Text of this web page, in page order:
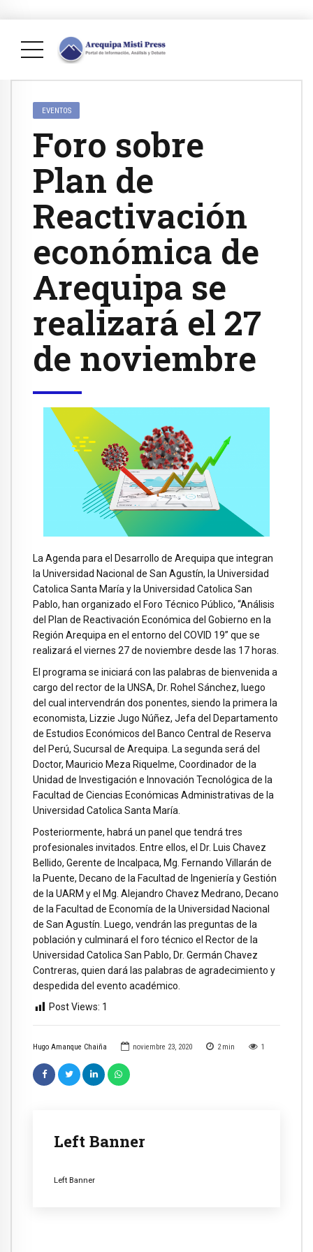
Hugo Amanque Chaiña noviembre 23, 2020 2 min 1
Left Banner
Left Banner
EVENTOS
Foro sobre
Plan de
Reactivación
económica de
Arequipa se
realizará el 27
de noviembre
La Agenda para el Desarrollo de Arequipa que integran
la Universidad Nacional de San Agustín, la Universidad
Catolica Santa María y la Universidad Catolica San
Pablo, han organizado el Foro Técnico Público, “Análisis
del Plan de Reactivación Económica del Gobierno en la
Región Arequipa en el entorno del COVID 19” que se
realizará el viernes 27 de noviembre desde las 17 horas.
El programa se iniciará con las palabras de bienvenida a
cargo del rector de la UNSA, Dr. Rohel Sánchez, luego
del cual intervendrán dos ponentes, siendo la primera la
economista, Lizzie Jugo Núñez, Jefa del Departamento
de Estudios Económicos del Banco Central de Reserva
del Perú, Sucursal de Arequipa. La segunda será del
Doctor, Mauricio Meza Riquelme, Coordinador de la
Unidad de Investigación e Innovación Tecnológica de la
Facultad de Ciencias Económicas Administrativas de la
Universidad Catolica Santa María.
Posteriormente, habrá un panel que tendrá tres
profesionales invitados. Entre ellos, el Dr. Luis Chavez
Bellido, Gerente de Incalpaca, Mg. Fernando Villarán de
la Puente, Decano de la Facultad de Ingeniería y Gestión
de la UARM y el Mg. Alejandro Chavez Medrano, Decano
de la Facultad de Economía de la Universidad Nacional
de San Agustín. Luego, vendrán las preguntas de la
población y culminará el foro técnico el Rector de la
Universidad Catolica San Pablo, Dr. Germán Chavez
Contreras, quien dará las palabras de agradecimiento y
despedida del evento académico.
Post Views: 1